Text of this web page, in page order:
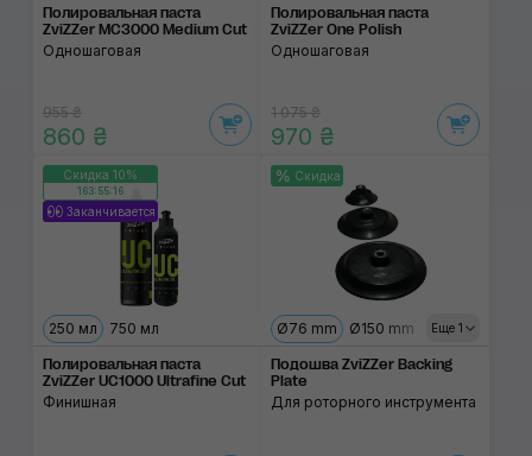
Полировальная паста
ZviZZer MC3000 Medium Cut
Одношаговая
955 ₴
860 ₴
Полировальная паста
ZviZZer One Polish
Одношаговая
1 075 ₴
970 ₴
Скидка 10%
163:55:15
Заканчивается
250 мл 750 мл
Полировальная паста
ZviZZer UC1000 Ultrafine Cut
Финишная
Скидка
Еще 1
Ø76 mm Ø150 mm Ø125 mm
Подошва ZviZZer Backing
Plate
Для роторного инструмента